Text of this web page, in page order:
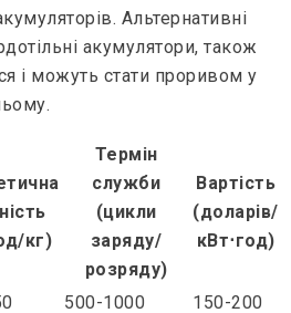
Альтернативні
акумулятори, також
і можуть стати проривом у
кг)
Термін
служби
(цикли
заряду/
розряду)
Вартість
(доларів/
кВт⋅год)
500-1000
150-200